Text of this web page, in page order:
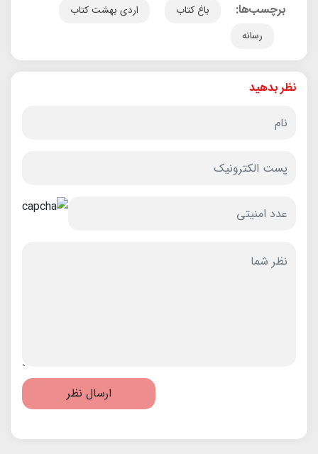
برچسب‌ها: باغ کتاب
اردی بهشت کتاب
رسانه
نظر بدهید
ارسال نظر